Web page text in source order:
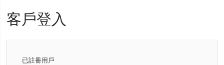
客戶登入
已註冊用戶